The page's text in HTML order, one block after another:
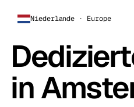
Niederlande · Europe
in